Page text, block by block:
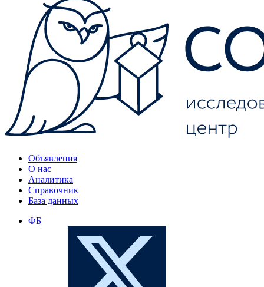
Объявления
О нас
Аналитика
Справочник
База данных
ФБ